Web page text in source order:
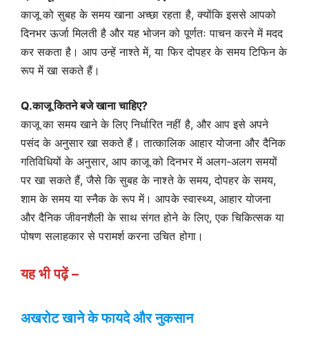
काजू को सुबह के समय खाना अच्छा रहता है, क्योंकि इससे आपको
दिनभर ऊर्जा मिलती है और यह भोजन को पूर्णतः पाचन करने में मदद
कर सकता है। आप उन्हें नाश्ते में, या फिर दोपहर के समय टिफिन के
रूप में खा सकते हैं।
Q.काजू कितने बजे खाना चाहिए?
काजू का समय खाने के लिए निर्धारित नहीं है, और आप इसे अपने
पसंद के अनुसार खा सकते हैं। तात्कालिक आहार योजना और दैनिक
गतिविधियों के अनुसार, आप काजू को दिनभर में अलग-अलग समयों
पर खा सकते हैं, जैसे कि सुबह के नाश्ते के समय, दोपहर के समय,
शाम के समय या स्नैक के रूप में। आपके स्वास्थ्य, आहार योजना
और दैनिक जीवनशैली के साथ संगत होने के लिए, एक चिकित्सक या
पोषण सलाहकार से परामर्श करना उचित होगा।
यह भी पढ़ें –
अखरोट खाने के फायदे और नुकसान